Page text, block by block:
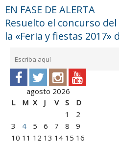
EN FASE DE ALERTA
Resuelto el concurso
la «Feria y fiestas 2017»
agosto 2026
L
M X J V S
D
1
2
3
4 5 6 7 8
9
10 11 12 13 14 15 16